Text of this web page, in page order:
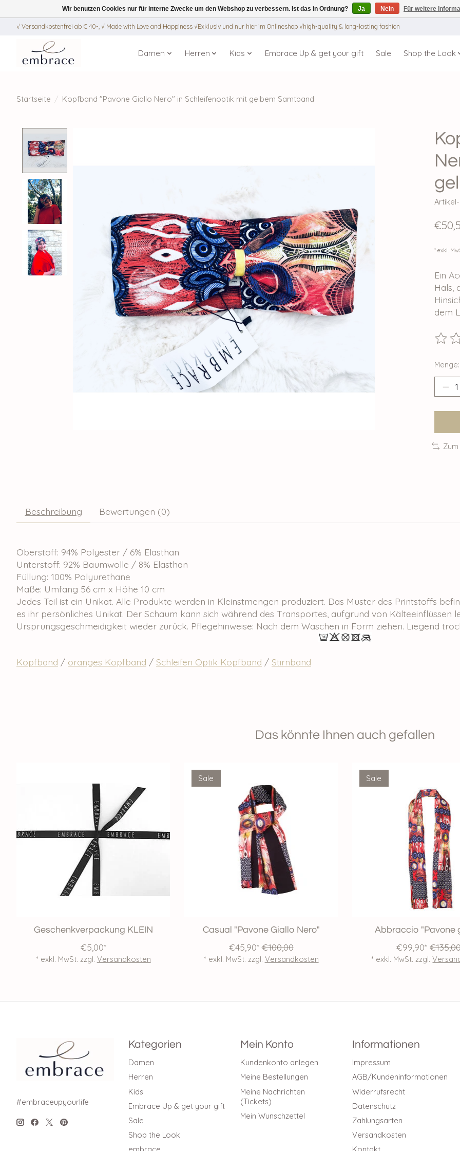
√ Versandkostenfrei ab € 40-, √ Made with Love and Happiness √Exklusiv und nur hier im Onlineshop √high-quality & long-lasting fashion
Damen Herren Kids Embrace Up & get your gift Sale Shop the Look
Startseite / Kopfband "Pavone Giallo Nero" in Schleifenoptik mit gelbem Samtband
* exkl.
Ein
Hals,
dem
Die
Menge:
Beschreibung Bewertungen (0)
Oberstoff: 94% Polyester / 6% Elasthan
Unterstoff: 92% Baumwolle / 8% Elasthan
Füllung: 100% Polyurethane
Maße: Umfang 56 cm x Höhe 10 cm
Jedes Teil ist ein Unikat. Alle Produkte werden in Kleinstmengen produziert. Das Muster des Printstoffs
es ihr persönliches Unikat. Der Schaum kann sich während des Transportes, aufgrund von
Ursprungsgeschmeidigkeit wieder zurück. Pflegehinweise: Nach dem Waschen in Form ziehen. Liegend
Kopfband / oranges Kopfband / Schleifen Optik Kopfband / Stirnband
Das könnte Ihnen auch gefallen
Geschenkverpackung KLEIN
€5,00*
* exkl. MwSt. zzgl. Versandkosten
Sale
Casual "Pavone Giallo Nero"
€45,90* €100,00
* exkl. MwSt. zzgl. Versandkosten
Sale
Abbraccio "Pavone
€99,90*
* exkl. MwSt. zzgl.
#embraceupyourlife
Kategorien
Damen
Herren
Kids
Embrace Up & get your gift
Sale
Shop the Look
Mein Konto
Kundenkonto anlegen
Meine Bestellungen
Meine Nachrichten
(Tickets)
Mein Wunschzettel
Informationen
Impressum
AGB/Kundeninformationen
Widerrufsrecht
Datenschutz
Zahlungsarten
Versandkosten
Wir benutzen Cookies nur für interne Zwecke um den Webshop zu verbessern. Ist das in Ordnung? Ja Nein Für weitere